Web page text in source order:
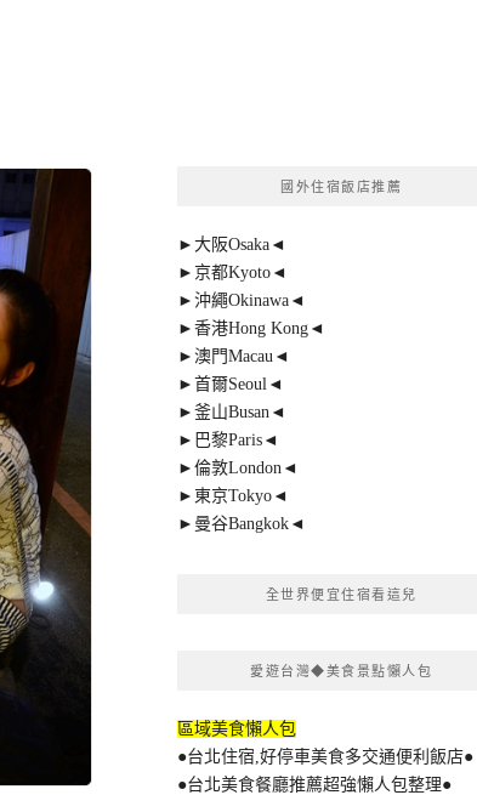
國外住宿飯店推薦
►大阪Osaka◄
►京都Kyoto◄
►沖繩Okinawa◄
►香港Hong Kong◄
►澳門Macau◄
►首爾Seoul◄
►釜山Busan◄
►巴黎Paris◄
►倫敦London◄
►東京Tokyo◄
►曼谷Bangkok◄
全世界便宜住宿看這兒
愛遊台灣◆美食景點懶人包
區域美食懶人包
●台北住宿,好停車美食多交通便利飯店●
●台北美食餐廳推薦超強懶人包整理●